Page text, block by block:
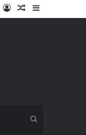
Barra
Artigo
Entrar